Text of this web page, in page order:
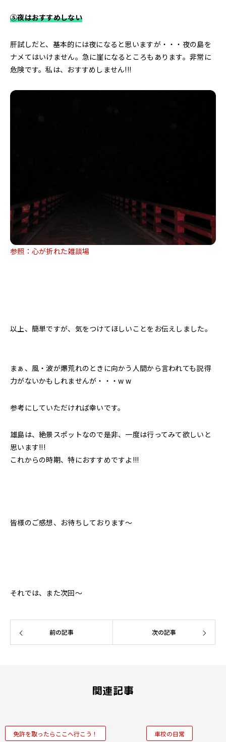
⑤夜はおすすめしない
肝試しだと、基本的には夜になると思いますが・・・夜の島を
ナメてはいけません。急に崖になるところもあります。非常に
危険です。私は、おすすめしません!!!
参照：心が折れた雑談場
以上、簡単ですが、気をつけてほしいことをお伝えしました。
まぁ、風・波が爆荒れのときに向かう人間から言われても説得
力がないかもしれませんが・・・w w
参考にしていただければ幸いです。
雄島は、絶景スポットなので是非、一度は行ってみて欲しいと
思います!!!
これからの時期、特におすすめですよ!!!
皆様のご感想、お待ちしております〜
それでは、また次回〜
前の記事 次の記事
関連記事
免許を取ったらここへ行こう！ 車校の日常